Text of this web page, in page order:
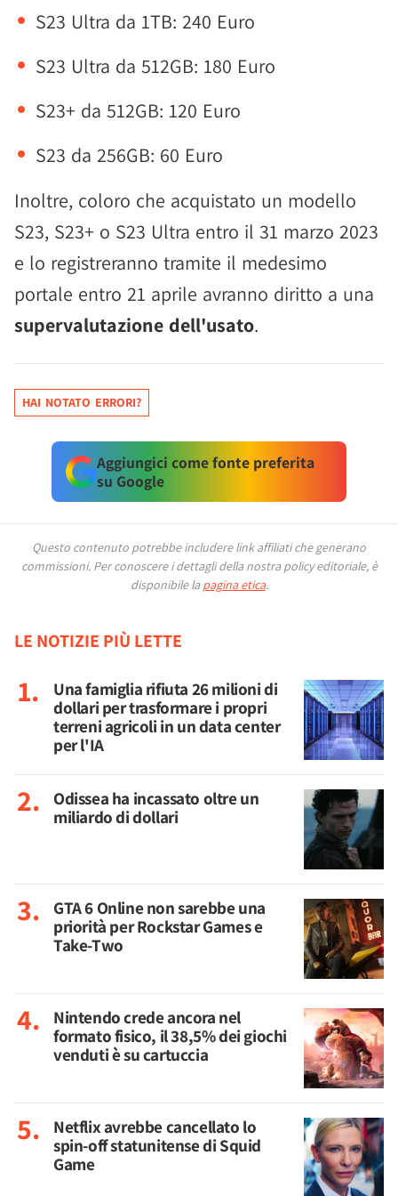
S23 Ultra da 1TB: 240 Euro
S23 Ultra da 512GB: 180 Euro
S23+ da 512GB: 120 Euro
S23 da 256GB: 60 Euro
Inoltre, coloro che acquistato un modello
S23, S23+ o S23 Ultra entro il 31 marzo 2023
e lo registreranno tramite il medesimo
portale entro 21 aprile avranno diritto a una
supervalutazione dell'usato.
HAI NOTATO ERRORI?
Aggiungici come fonte preferita
su Google
Questo contenuto potrebbe includere link affiliati che generano
commissioni. Per conoscere i dettagli della nostra policy editoriale, è
disponibile la pagina etica.
LE NOTIZIE PIÙ LETTE
Una famiglia rifiuta 26 milioni di
dollari per trasformare i propri
terreni agricoli in un data center
per l'IA
Odissea ha incassato oltre un
miliardo di dollari
GTA 6 Online non sarebbe una
priorità per Rockstar Games e
Take-Two
Nintendo crede ancora nel
formato fisico, il 38,5% dei giochi
venduti è su cartuccia
Netflix avrebbe cancellato lo
spin-off statunitense di Squid
Game